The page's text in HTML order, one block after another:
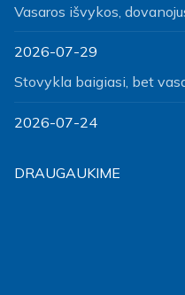
Vasaros išvykos,
2026-07-29
Stovykla baigiasi, bet
2026-07-24
DRAUGAUKIME